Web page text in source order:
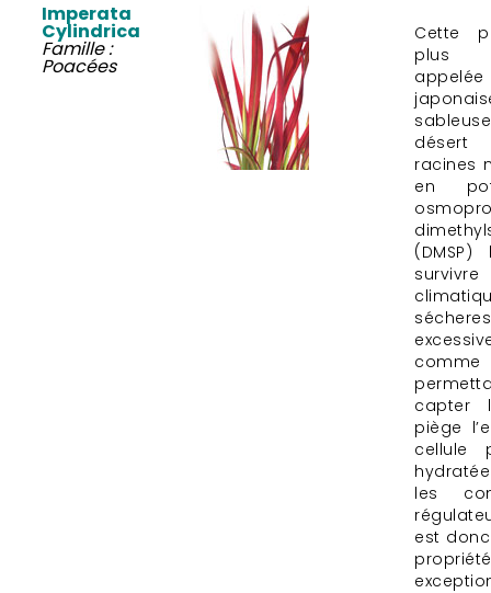
Imperata
Cylindrica
Famille :
Poacées
Cette
plus
désert
racines
en
capter
piège
cellule
les
est